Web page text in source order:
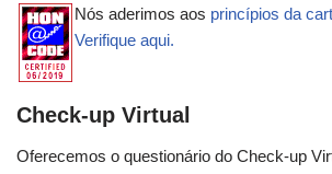
Nós aderimos aos princípios da
Verifique aqui.
Check-up Virtual
Oferecemos o questionário do Check-up